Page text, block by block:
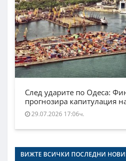
След ударите по Одеса:
прогнозира капитулация
29.07.2026 17:06ч.
ВИЖТЕ ВСИЧКИ ПОСЛЕДНИ